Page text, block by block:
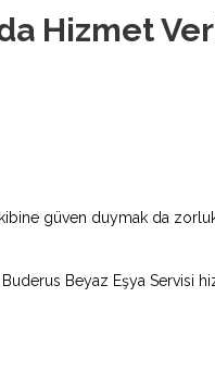
Hizmet
güven duymak da
Beyaz Eşya Servisi